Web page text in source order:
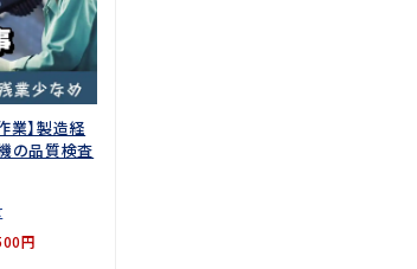
業】製造経
の品質検査
円